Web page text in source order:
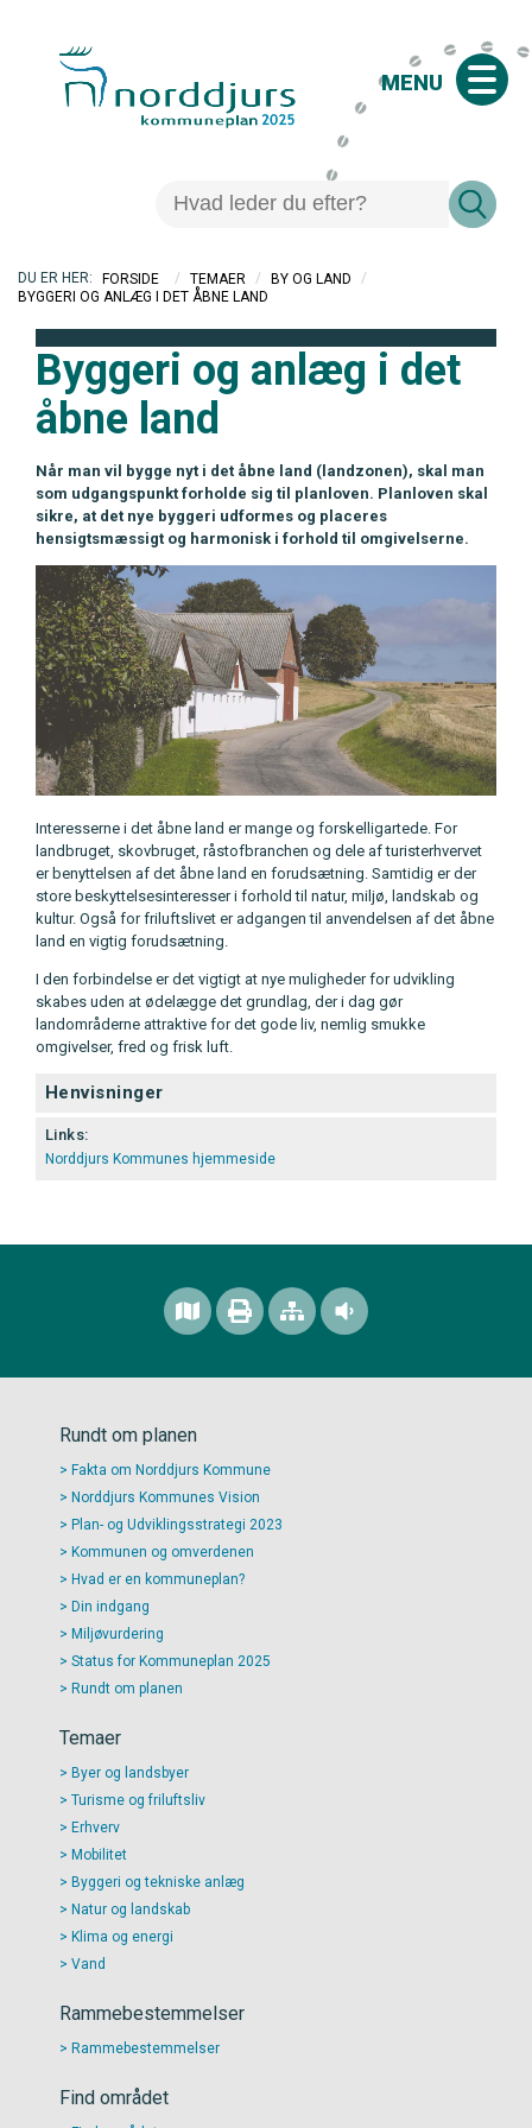
MENU
FORSIDE / TEMAER / BY OG LAND
/
BYGGERI OG ANLÆG I DET ÅBNE LAND
Byggeri og anlæg i det
åbne land
Når man vil bygge nyt i det åbne land (landzonen), skal man
som udgangspunkt forholde sig til planloven. Planloven skal
sikre, at det nye byggeri udformes og placeres
hensigtsmæssigt og harmonisk i forhold til omgivelserne.
Interesserne i det åbne land er mange og forskelligartede. For
landbruget, skovbruget, råstofbranchen og dele af turisterhvervet
er benyttelsen af det åbne land en forudsætning. Samtidig er der
store beskyttelsesinteresser i forhold til natur, miljø, landskab og
kultur. Også for friluftslivet er adgangen til anvendelsen af det åbne
land en vigtig forudsætning.
I den forbindelse er det vigtigt at nye muligheder for udvikling
skabes uden at ødelægge det grundlag, der i dag gør
landområderne attraktive for det gode liv, nemlig smukke
omgivelser, fred og frisk luft.
Henvisninger
Links:
Norddjurs Kommunes hjemmeside
Rundt om planen
Fakta om Norddjurs Kommune
Norddjurs Kommunes Vision
Plan- og Udviklingsstrategi 2023
Kommunen og omverdenen
Hvad er en kommuneplan?
Din indgang
Miljøvurdering
Status for Kommuneplan 2025
Rundt om planen
Temaer
Byer og landsbyer
Turisme og friluftsliv
Erhverv
Mobilitet
Byggeri og tekniske anlæg
Natur og landskab
Klima og energi
Vand
Rammebestemmelser
Rammebestemmelser
Find området